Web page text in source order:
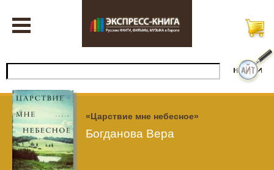
«Царствие мне небесное»
Богданова Вера